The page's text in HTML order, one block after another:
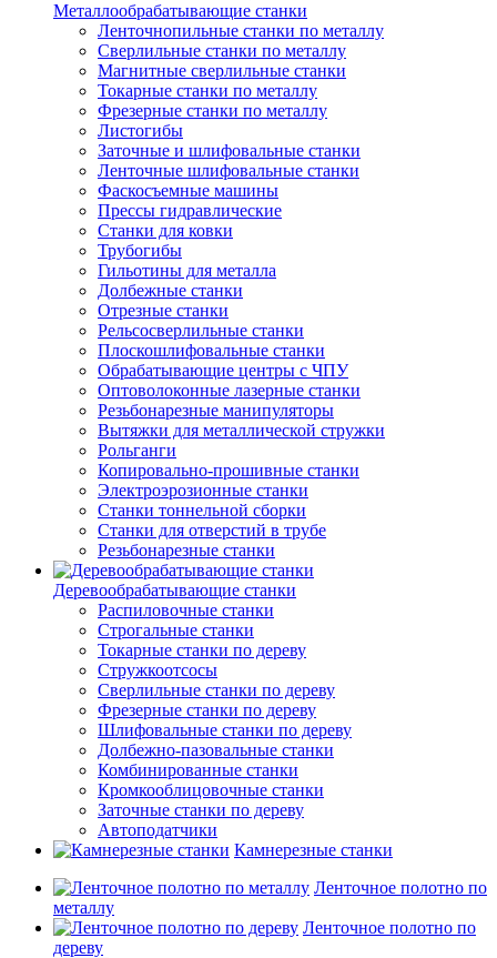
Металлообрабатывающие станки
Ленточнопильные станки по металлу
Сверлильные станки по металлу
Магнитные сверлильные станки
Токарные станки по металлу
Фрезерные станки по металлу
Листогибы
Заточные и шлифовальные станки
Ленточные шлифовальные станки
Фаскосъемные машины
Прессы гидравлические
Станки для ковки
Трубогибы
Гильотины для металла
Долбежные станки
Отрезные станки
Рельсосверлильные станки
Плоскошлифовальные станки
Обрабатывающие центры с ЧПУ
Оптоволоконные лазерные станки
Резьбонарезные манипуляторы
Вытяжки для металлической стружки
Рольганги
Копировально-прошивные станки
Электроэрозионные станки
Станки тоннельной сборки
Станки для отверстий в трубе
Резьбонарезные станки
Деревообрабатывающие станки
Распиловочные станки
Строгальные станки
Токарные станки по дереву
Стружкоотсосы
Сверлильные станки по дереву
Фрезерные станки по дереву
Шлифовальные станки по дереву
Долбежно-пазовальные станки
Комбинированные станки
Кромкооблицовочные станки
Заточные станки по дереву
Автоподатчики
Камнерезные станки
Ленточное полотно по
металлу
Ленточное полотно по
дереву